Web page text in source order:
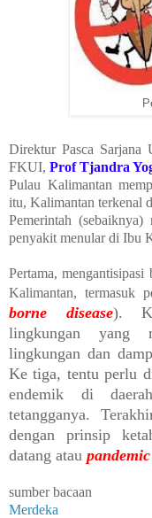
Direktur Pasca Sarjana
FKUI, Prof Tjandra
Pulau Kalimantan
itu, Kalimantan terkenal
Pemerintah
penyakit menular di Ibu
Pertama,
Kalimantan, termasuk
borne disease).
lingkungan yang
lingkungan dan
Ke tiga, tentu perlu
endemik di
tetangganya.
dengan prinsip
datang atau
sumber bacaan
Merdeka